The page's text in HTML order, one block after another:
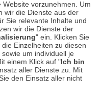
vorzunehmen. Um
wir die Dienste aus der
Sie relevante Inhalte und
wir die Dienste der
" ein. Klicken Sie
die Einzelheiten zu diesen
um individuell je
einem Klick auf "Ich bin
aller Dienste zu. Mit
den Einsatz aller nicht
6
bis 18:00 Uhr
im Netz